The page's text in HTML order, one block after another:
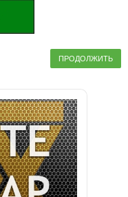
ПРОДОЛЖИТЬ